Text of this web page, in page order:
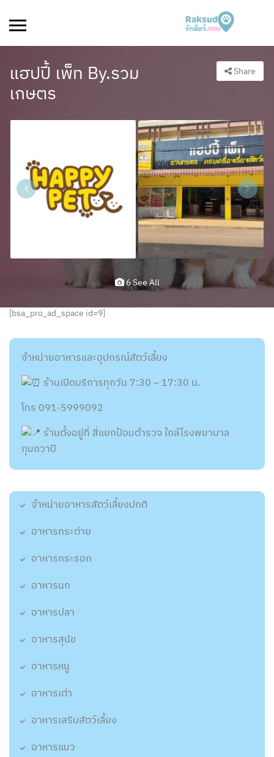
แฮปปี้ เพ็ท By.รวม
เกษตร
Share
6 See All
[bsa_pro_ad_space id=9]
จำหน่ายอาหารและอุปกรณ์สัตว์เลี้ยง
ร้านเปิดบริการทุกวัน 7:30 – 17:30 น.
โทร 091-5999092
ร้านตั้งอยู่ที่ สี่แยกป้อมตำรวจ ใกล้โรงพยาบาล
กุมภวาปี
จำหน่ายอาหารสัตว์เลี้ยงปกติ
อาหารกระต่าย
อาหารกระรอก
อาหารนก
อาหารปลา
อาหารสุนัข
อาหารหนู
อาหารเต่า
อาหารเสริมสัตว์เลี้ยง
อาหารแมว